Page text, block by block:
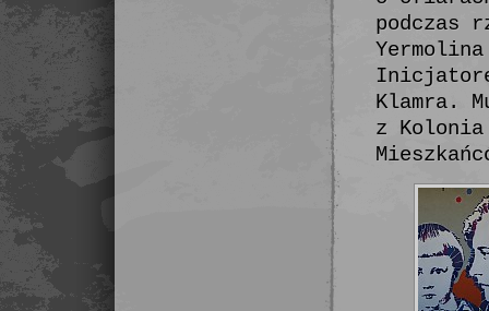
podczas
Klamra.
z Kolonia